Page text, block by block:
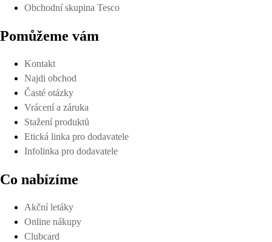
Obchodní skupina Tesco
Pomůžeme vám
Kontakt
Najdi obchod
Časté otázky
Vrácení a záruka
Stažení produktů
Etická linka pro dodavatele
Infolinka pro dodavatele
Co nabízíme
Akční letáky
Online nákupy
Clubcard